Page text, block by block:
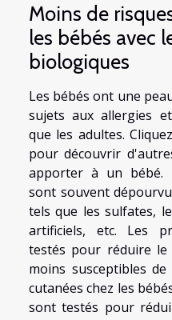
Moins de
les bébés avec
biologiques
Les bébés ont une
sujets aux allergies
que les adultes.
pour découvrir
apporter à un bébé.
sont souvent
tels que les sulfates,
artificiels, etc. Les
testés pour réduire
moins susceptibles
cutanées chez les
sont testés pour